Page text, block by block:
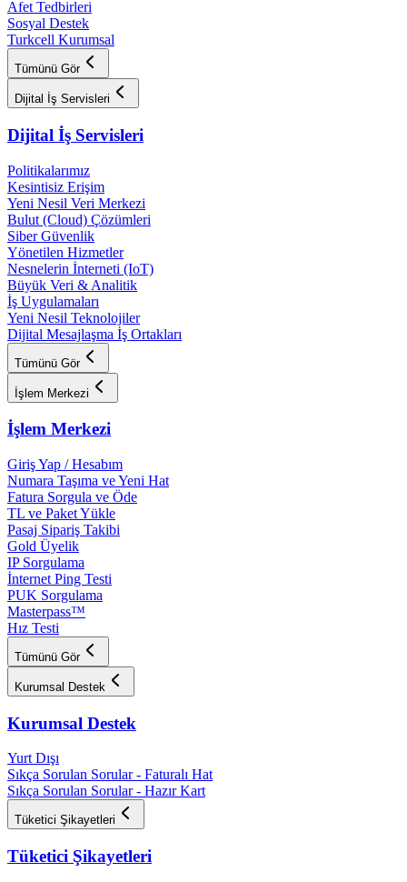
Afet Tedbirleri
Sosyal Destek
Turkcell Kurumsal
Tümünü Gör
Dijital İş Servisleri
Dijital İş Servisleri
Politikalarımız
Kesintisiz Erişim
Yeni Nesil Veri Merkezi
Bulut (Cloud) Çözümleri
Siber Güvenlik
Yönetilen Hizmetler
Nesnelerin İnterneti (IoT)
Büyük Veri & Analitik
İş Uygulamaları
Yeni Nesil Teknolojiler
Dijital Mesajlaşma İş Ortakları
Tümünü Gör
İşlem Merkezi
İşlem Merkezi
Giriş Yap / Hesabım
Numara Taşıma ve Yeni Hat
Fatura Sorgula ve Öde
TL ve Paket Yükle
Pasaj Sipariş Takibi
Gold Üyelik
IP Sorgulama
İnternet Ping Testi
PUK Sorgulama
Masterpass™
Hız Testi
Tümünü Gör
Kurumsal Destek
Kurumsal Destek
Yurt Dışı
Sıkça Sorulan Sorular - Faturalı Hat
Sıkça Sorulan Sorular - Hazır Kart
Tüketici Şikayetleri
Tüketici Şikayetleri